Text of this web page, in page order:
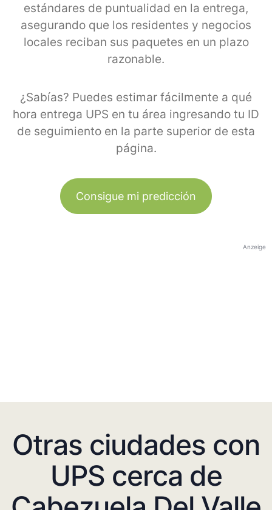
estándares de puntualidad en la entrega,
asegurando que los residentes y negocios
locales reciban sus paquetes en un plazo
razonable.
¿Sabías? Puedes estimar fácilmente a qué
hora entrega UPS en tu área ingresando tu ID
de seguimiento en la parte superior de esta
página.
Consigue mi predicción
Anzeige
Otras ciudades con
UPS cerca de